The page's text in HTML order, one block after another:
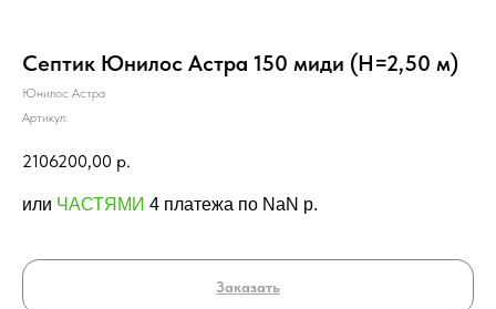
Септик Юнилос Астра 150 миди (Н=2,50 м)
Юнилос Астра
Артикул:
2106200,00 р.
или ЧАСТЯМИ 4 платежа по NaN p.
Заказать